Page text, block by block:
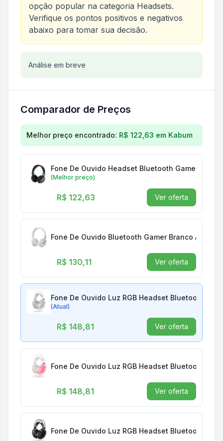
opção popular na categoria Headsets.
Verifique os pontos positivos e negativos
abaixo para tomar sua decisão.
Análise do produto
Análise em breve
Comparador de Preços
Comparação de preços paraFone De Ouvido Luz
Melhor preço encontrado: R$ 122,63 em Kabum
Fone De Ouvido Headset Bluetooth Gamer Preto
(Melhor preço)
R$ 122,63 Ver oferta
Fone De Ouvido Bluetooth Gamer Branco Áudio
R$ 130,11 Ver oferta
Fone De Ouvido Luz RGB Headset Bluetooth
(Atual)
R$ 148,81 Ver oferta
Fone De Ouvido Luz RGB Headset Bluetooth
R$ 148,81 Ver oferta
Fone De Ouvido Luz RGB Headset Bluetooth